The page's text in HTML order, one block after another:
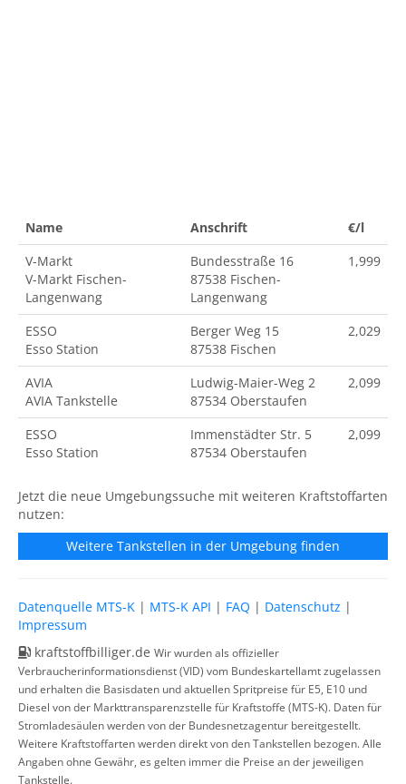
Name Anschrift
€/l
V-Markt
V-Markt Fischen-
Langenwang
Bundesstraße 16
87538 Fischen-
Langenwang
1,999
ESSO
Esso Station
Berger Weg 15
87538 Fischen
2,029
AVIA
AVIA Tankstelle
Ludwig-Maier-Weg 2
87534 Oberstaufen
2,099
ESSO
Esso Station
Immenstädter Str. 5
87534 Oberstaufen
2,099
Jetzt die neue Umgebungssuche mit weiteren Kraftstoffarten
nutzen:
Weitere Tankstellen in der Umgebung finden
Datenquelle MTS-K | MTS-K API | FAQ | Datenschutz |
Impressum
kraftstoffbilliger.de Wir wurden als offizieller
Verbraucherinformationsdienst (VID) vom Bundeskartellamt zugelassen
und erhalten die Basisdaten und aktuellen Spritpreise für E5, E10 und
Diesel von der Markttransparenzstelle für Kraftstoffe (MTS-K). Daten für
Stromladesäulen werden von der Bundesnetzagentur bereitgestellt.
Weitere Kraftstoffarten werden direkt von den Tankstellen bezogen. Alle
Angaben ohne Gewähr, es gelten immer die Preise an der jeweiligen
Tankstelle.